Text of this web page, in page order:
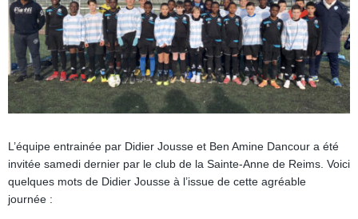
L’équipe entrainée par Didier Jousse et Ben Amine Dancour a été
invitée samedi dernier par le club de la Sainte-Anne de Reims. Voici
quelques mots de Didier Jousse à l’issue de cette agréable
journée :